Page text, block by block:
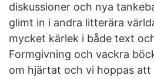
diskussioner och nya
glimt in i andra litterära
mycket kärlek i både text
Formgivning och vackra
om hjärtat och vi hoppas